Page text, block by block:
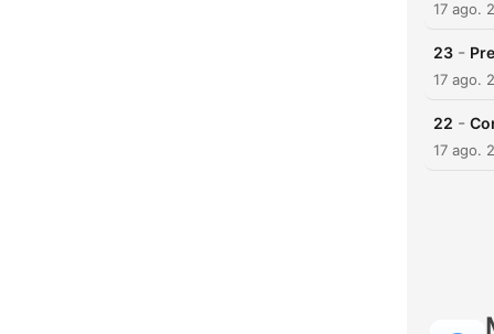
17 ago.
23 -
17 ago.
22 -
17 ago.